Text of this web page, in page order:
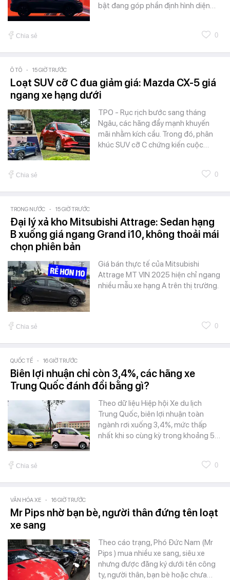
bật đang góp phần định hình diện…
Chia sẻ 0
Ô TÔ - 15 GIỜ TRƯỚC
Loạt SUV cỡ C đua giảm giá: Mazda CX-5 giá
ngang xe hạng dưới
TPO - Rục rịch bước sang tháng
Ngâu, các hãng đẩy mạnh khuyến
mãi nhằm kích cầu. Trong đó, phân
khúc SUV cỡ C chứng kiến cuộc…
Chia sẻ 0
TRONG NƯỚC - 15 GIỜ TRƯỚC
Đại lý xả kho Mitsubishi Attrage: Sedan hạng
B xuống giá ngang Grand i10, không thoải mái
chọn phiên bản
Giá bán thực tế của Mitsubishi
Attrage MT VIN 2025 hiện chỉ ngang
nhiều mẫu xe hạng A trên thị trường.
Chia sẻ 0
QUỐC TẾ - 16 GIỜ TRƯỚC
Biên lợi nhuận chỉ còn 3,4%, các hãng xe
Trung Quốc đánh đổi bằng gì?
Theo dữ liệu Hiệp hội Xe du lịch
Trung Quốc, biên lợi nhuận toàn
ngành rơi xuống 3,4%, mức thấp
nhất khi so cùng kỳ trong khoảng 5…
Chia sẻ 0
VĂN HÓA XE - 16 GIỜ TRƯỚC
Mr Pips nhờ bạn bè, người thân đứng tên loạt
xe sang
Theo cáo trạng, Phó Đức Nam (Mr
Pips ) mua nhiều xe sang, siêu xe
nhưng được đăng ký dưới tên công
ty, người thân, bạn bè hoặc chưa…